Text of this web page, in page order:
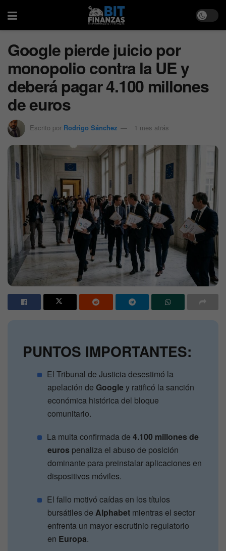
Google pierde juicio por
monopolio contra la UE y
deberá pagar 4.100 millones
de euros
Escrito por Rodrigo Sánchez 1 mes atrás
PUNTOS IMPORTANTES:
El Tribunal de Justicia desestimó la
apelación deGoogley ratificó la sanción
económica histórica del bloque
comunitario.
La multa confirmada de4.100 millones de
euros penaliza el abuso de posición
dominante para preinstalar aplicaciones en
dispositivos móviles.
El fallo motivó caídas en los títulos
bursátiles deAlphabet mientras el sector
enfrenta un mayor escrutinio regulatorio
en Europa.